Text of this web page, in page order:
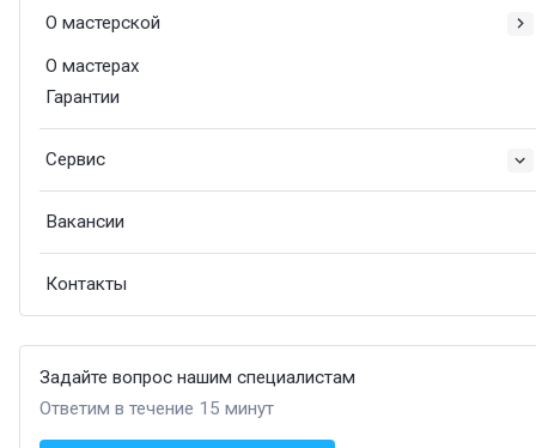
О мастерской
О мастерах
Гарантии
Сервис
Вакансии
Контакты
Задайте вопрос нашим специалистам
Ответим в течение 15 минут